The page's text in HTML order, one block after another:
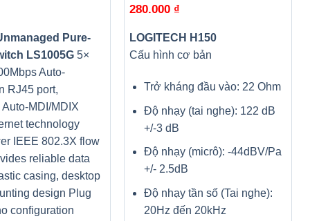
Pure-
LS1005G5×
Auto-
RJ45 port,
MDI/MDIX
technology
IEEE 802.3X flow
reliable data
casing, desktop
design Plug
configuration
280.000 ₫
LOGITECH H150
Cấu hình cơ bản
Trở kháng đầu vào: 22 Ohm
Độ nhạy (tai nghe): 122 dB
+/-3 dB
Độ nhạy (micrô): -44dBV/Pa
+/- 2.5dB
Độ nhạy tần số (Tai nghe):
20Hz đến 20kHz